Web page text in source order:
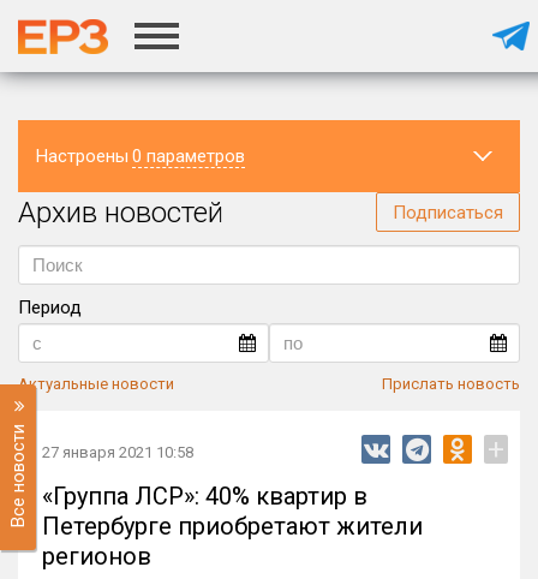
Настроены 0 параметров
Регион
Архив новостей Подписаться
Период
Актуальные новости Прислать новость
Все новости 27 января 2021 10:58 +
«Группа ЛСР»: 40% квартир в
Петербурге приобретают жители
регионов